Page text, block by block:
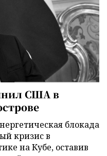
США в
блокада
кризис в
на Кубе, оставив